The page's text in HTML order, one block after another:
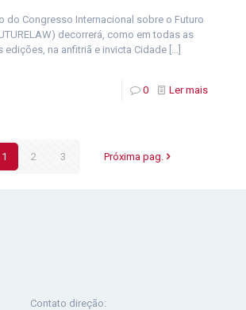
do Congresso Internacional sobre o Futuro
decorrerá, como em todas as
edições, na anfitriã e invicta Cidade […]
0 Ler mais
1 2 3 Próxima pag.
Contato direção: